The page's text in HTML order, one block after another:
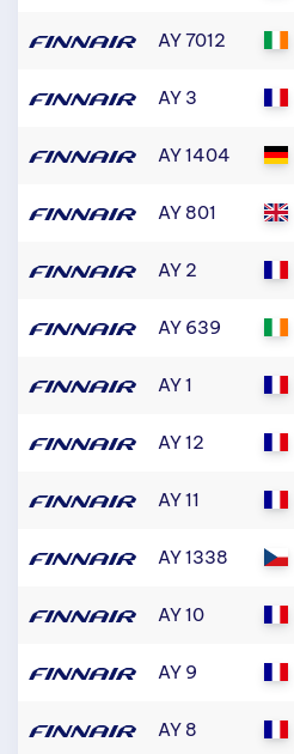
AY 7012
AY 3
AY 1404
AY 801
AY 2
AY 639
AY 1
AY 12
AY 11
AY 1338
AY 10
AY 9
AY 8